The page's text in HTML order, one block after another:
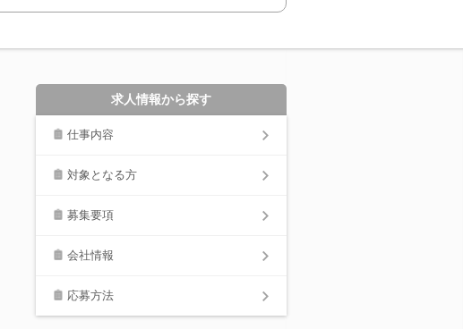
求人情報から探す
仕事内容
対象となる方
募集要項
会社情報
応募方法